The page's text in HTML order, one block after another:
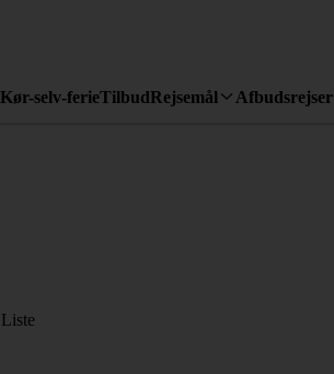
Kør-selv-ferieTilbudRejsemål Afbudsrejser
Liste